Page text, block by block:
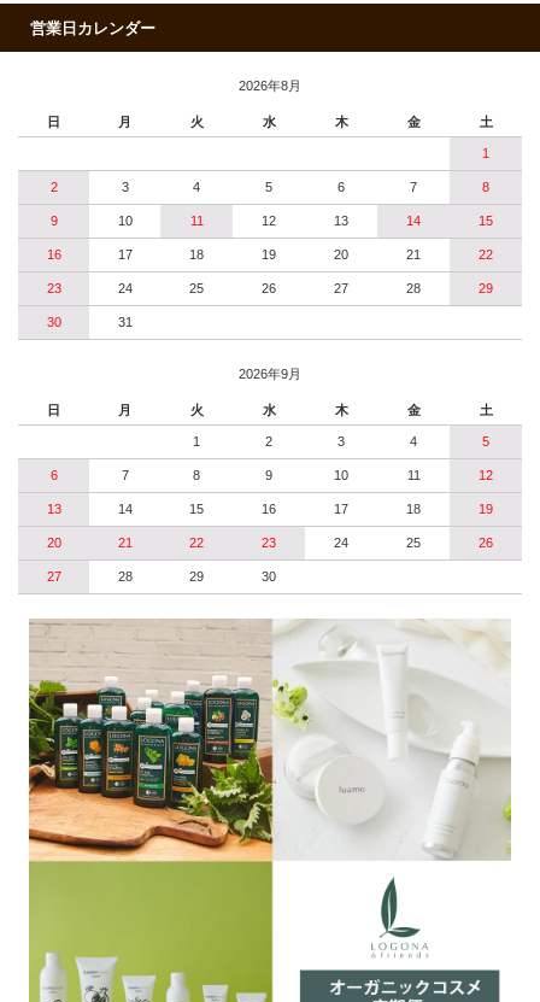
営業日カレンダー
2026年8月
日 月 火 水 木 金 土
1
2 3 4 5 6 7 8
9 10 11 12 13 14 15
16 17 18 19 20 21 22
23 24 25 26 27 28 29
30 31
2026年9月
日 月 火 水 木 金 土
1 2 3 4 5
6 7 8 9 10 11 12
13 14 15 16 17 18 19
20 21 22 23 24 25 26
27 28 29 30